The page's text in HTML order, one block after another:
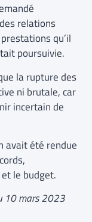
relations
qu’il
poursuivie.
la rupture des
ni brutale, car
incertain de
avait été rendue
le budget.
10 mars 2023